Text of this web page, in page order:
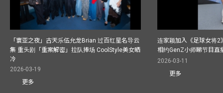
「寰亚之夜」古天乐伍允龙Brian 过百红星名导云
集 重头剧「重案解密」拉队捧场 CoolStyle美女晒
冷
2026-03-19
更多
连家颖加入《足球女将
相约GenZ小师睇节目直
2026-03-11
更多